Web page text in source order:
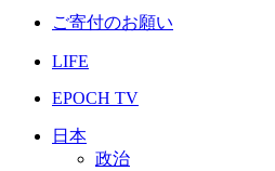
ご寄付のお願い
LIFE
EPOCH TV
日本
政治